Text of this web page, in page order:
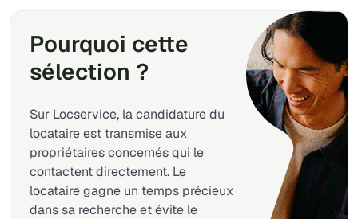
Pourquoi cette
sélection ?
Sur Locservice, la candidature du
locataire est transmise aux
propriétaires concernés qui le
contactent directement. Le
locataire gagne un temps précieux
dans sa recherche et évite le